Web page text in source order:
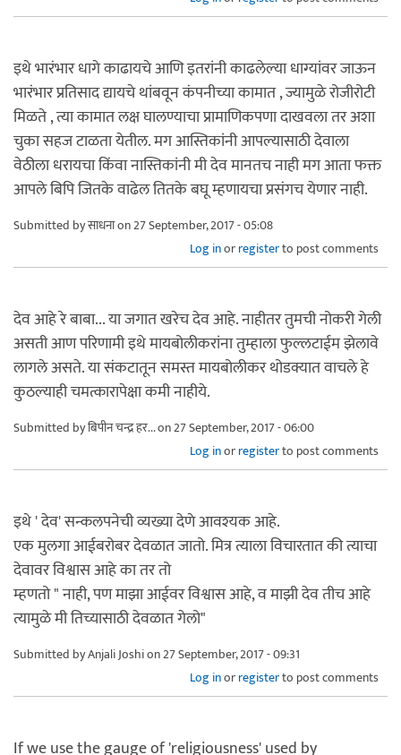
इथे भारंभार धागे काढायचे आणि इतरांनी काढलेल्या धाग्यांवर जाऊन
भारंभार प्रतिसाद द्यायचे थांबवून कंपनीच्या कामात , ज्यामुळे रोजीरोटी
मिळते , त्या कामात लक्ष घालण्याचा प्रामाणिकपणा दाखवला तर अशा
चुका सहज टाळता येतील. मग आस्तिकांनी आपल्यासाठी देवाला
वेठीला धरायचा किंवा नास्तिकांनी मी देव मानतच नाही मग आता फक्त
आपले बिपि जितके वाढेल तितके बघू म्हणायचा प्रसंगच येणार नाही.
Submitted byसाधनाon 27 September, 2017 - 05:08
Log inorregisterto post comments
देव आहे रे बाबा... या जगात खरेच देव आहे. नाहीतर तुमची नोकरी गेली
असती आण परिणामी इथे मायबोलीकरांना तुम्हाला फुल्लटाईम झेलावे
लागले असते. या संकटातून समस्त मायबोलीकर थोडक्यात वाचले हे
कुठल्याही चमत्कारापेक्षा कमी नाहीये.
Submitted byबिपीन चन्द्र हर...on 27 September, 2017 - 06:00
Log inorregisterto post comments
इथे ' देव' सन्कलपनेची व्यख्या देणे आवश्यक आहे.
एक मुलगा आईबरोबर देवळात जातो. मित्र त्याला विचारतात की त्याचा
देवावर विश्वास आहे का तर तो
म्हणतो " नाही, पण माझा आईवर विश्वास आहे, व माझी देव तीच आहे
त्यामुळे मी तिच्यासाठी देवळात गेलो"
Submitted byAnjali Joshion 27 September, 2017 - 09:31
Log inorregisterto post comments
If we use the gauge of 'religiousness' used by